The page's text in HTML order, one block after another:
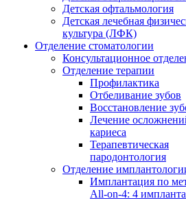
Детская офтальмология
Детская лечебная
культура (ЛФК)
Отделение стоматологии
Консультационное
Отделение терапии
Профилактика
Отбеливание зубов
Восстановление
Лечение
кариеса
Терапевтическая
пародонтология
Отделение
Имплантация по
All-on-4: 4